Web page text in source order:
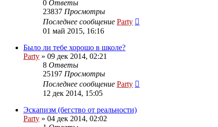
0 Ответы
23837 Просмотры
Последнее сообщение Party
01 май 2015, 16:16
Было ли тебе хорошо в школе?
Party » 09 дек 2014, 02:21
8 Ответы
25197 Просмотры
Последнее сообщение Party
12 дек 2014, 15:05
Эскапизм (бегство от реальности)
Party » 04 дек 2014, 02:02